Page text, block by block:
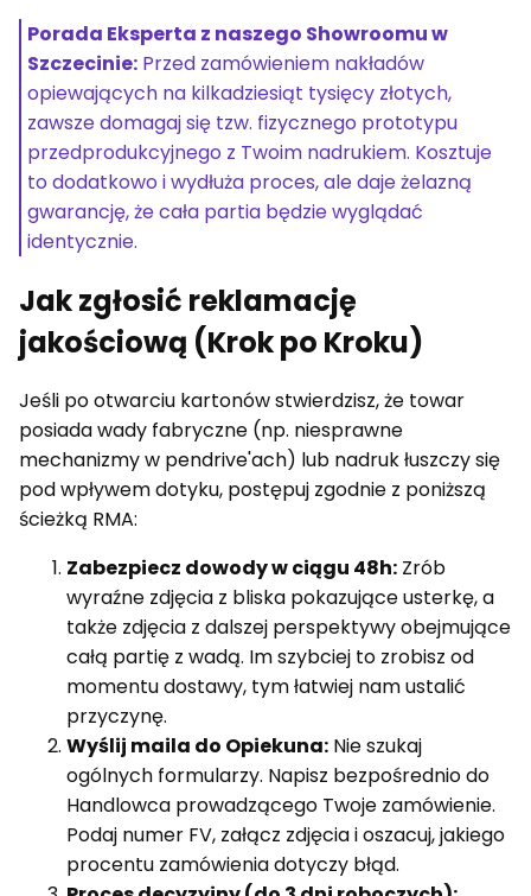
Porada Eksperta z naszego Showroomu w
Szczecinie: Przed zamówieniem nakładów
opiewających na kilkadziesiąt tysięcy złotych,
zawsze domagaj się tzw. fizycznego prototypu
przedprodukcyjnego z Twoim nadrukiem. Kosztuje
to dodatkowo i wydłuża proces, ale daje żelazną
gwarancję, że cała partia będzie wyglądać
identycznie.
Jak zgłosić reklamację
jakościową (Krok po Kroku)
Jeśli po otwarciu kartonów stwierdzisz, że towar
posiada wady fabryczne (np. niesprawne
mechanizmy w pendrive'ach) lub nadruk łuszczy się
pod wpływem dotyku, postępuj zgodnie z poniższą
ścieżką RMA:
Zabezpiecz dowody w ciągu 48h: Zrób
wyraźne zdjęcia z bliska pokazujące usterkę, a
także zdjęcia z dalszej perspektywy obejmujące
całą partię z wadą. Im szybciej to zrobisz od
momentu dostawy, tym łatwiej nam ustalić
przyczynę.
Wyślij maila do Opiekuna: Nie szukaj
ogólnych formularzy. Napisz bezpośrednio do
Handlowca prowadzącego Twoje zamówienie.
Podaj numer FV, załącz zdjęcia i oszacuj, jakiego
procentu zamówienia dotyczy błąd.